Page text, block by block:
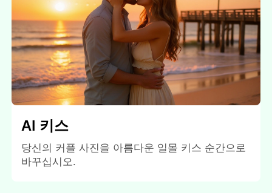
AI 키스
당신의 커플 사진을 아름다운 일몰 키스 순간으로
바꾸십시오.